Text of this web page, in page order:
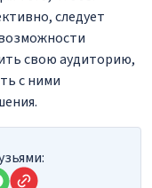
следует
свою аудиторию,
с ними